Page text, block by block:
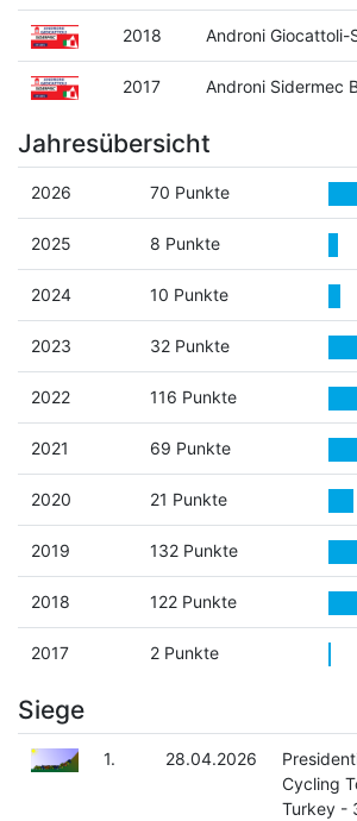
2018 Androni Giocattoli-
2017 Androni Sidermec
Jahresübersicht
2026 70 Punkte
2025 8 Punkte
2024 10 Punkte
2023 32 Punkte
2022 116 Punkte
2021 69 Punkte
2020 21 Punkte
2019 132 Punkte
2018 122 Punkte
2017 2 Punkte
Siege
1. 28.04.2026
Cycling
Turkey -